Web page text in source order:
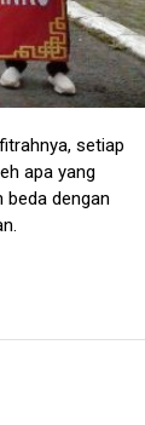
setiap
apa yang
beda dengan